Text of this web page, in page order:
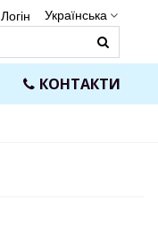
Логін Українська
КОНТАКТИ